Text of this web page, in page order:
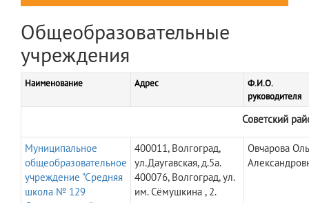
Общеобразовательные
учреждения
Наименование Адрес
Ф.И.О.
руководителя
Советский
Муниципальное
общеобразовательное
учреждение "Средняя
школа № 129
400011, Волгоград,
ул.Даугавская, д.5а.
400076, Волгоград, ул.
им. Сёмушкина , 2.
Овчарова